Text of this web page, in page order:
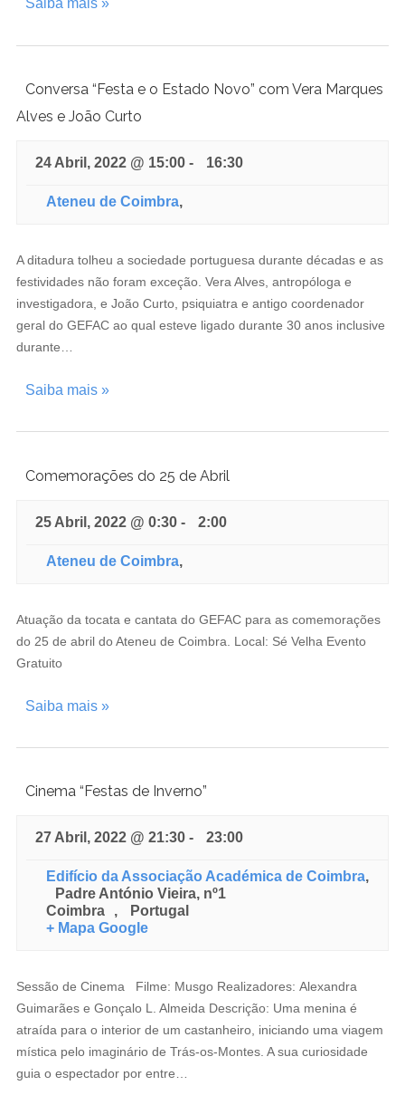
Saiba mais »
Conversa “Festa e o Estado Novo” com Vera Marques
Alves e João Curto
24 Abril, 2022 @ 15:00- 16:30
Ateneu de Coimbra,
A ditadura tolheu a sociedade portuguesa durante décadas e as
festividades não foram exceção. Vera Alves, antropóloga e
investigadora, e João Curto, psiquiatra e antigo coordenador
geral do GEFAC ao qual esteve ligado durante 30 anos inclusive
durante…
Saiba mais »
Comemorações do 25 de Abril
25 Abril, 2022 @ 0:30- 2:00
Ateneu de Coimbra,
Atuação da tocata e cantata do GEFAC para as comemorações
do 25 de abril do Ateneu de Coimbra. Local: Sé Velha Evento
Gratuito
Saiba mais »
Cinema “Festas de Inverno”
27 Abril, 2022 @ 21:30- 23:00
Edifício da Associação Académica de Coimbra,
Padre António Vieira, nº1
Coimbra
,
Portugal
+ Mapa Google
Sessão de Cinema Filme: Musgo Realizadores: Alexandra
Guimarães e Gonçalo L. Almeida Descrição: Uma menina é
atraída para o interior de um castanheiro, iniciando uma viagem
mística pelo imaginário de Trás-os-Montes. A sua curiosidade
guia o espectador por entre…